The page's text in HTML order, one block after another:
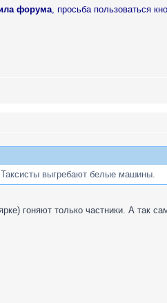
форума, просьба пользоваться
выгребают белые машины.
гоняют только частники. А так